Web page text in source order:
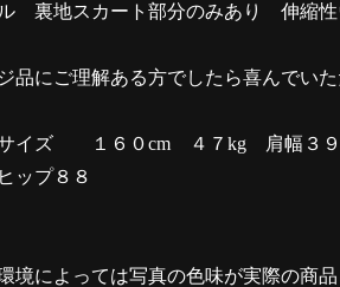
裏地スカート部分のみあり 伸縮性
品にご理解ある方でしたら喜んでい
サイズ １６０cm ４７kg 肩幅３
ップ８８
境によっては写真の色味が実際の商